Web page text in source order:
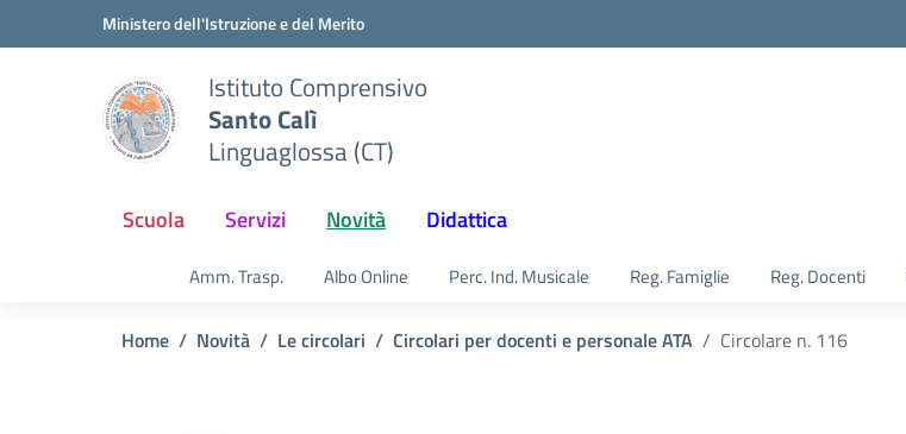
Vai ai contenuti
Vai al menu di navigazioneMinistero dell'Istruzione e del Merito
Istituto Comprensivo
Santo Calì
Linguaglossa (CT)
Scuola Servizi Novità Didattica
Amm. Trasp. Albo Online Perc. Ind. Musicale Reg. Famiglie Reg. Docenti
Home Novità Le circolari Circolari per docenti e personale ATA Circolare n. 116